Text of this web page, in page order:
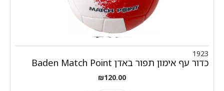
1923
כדור עף אימון תפור באדן Baden Match Point
₪120.00